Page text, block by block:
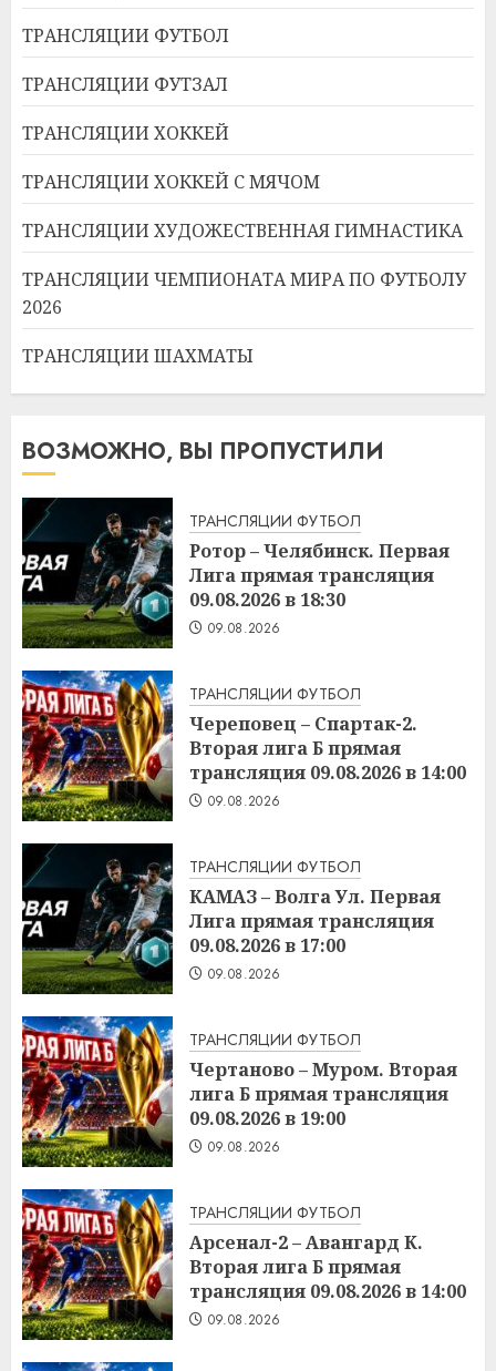
ТРАНСЛЯЦИИ ФУТБОЛ
ТРАНСЛЯЦИИ ФУТЗАЛ
ТРАНСЛЯЦИИ ХОККЕЙ
ТРАНСЛЯЦИИ ХОККЕЙ С МЯЧОМ
ТРАНСЛЯЦИИ ХУДОЖЕСТВЕННАЯ ГИМНАСТИКА
ТРАНСЛЯЦИИ ЧЕМПИОНАТА МИРА ПО ФУТБОЛУ
2026
ТРАНСЛЯЦИИ ШАХМАТЫ
ВОЗМОЖНО, ВЫ ПРОПУСТИЛИ
ТРАНСЛЯЦИИ ФУТБОЛ
Ротор – Челябинск. Первая
Лига прямая трансляция
09.08.2026 в 18:30
09.08.2026
ТРАНСЛЯЦИИ ФУТБОЛ
Череповец – Спартак-2.
Вторая лига Б прямая
трансляция 09.08.2026 в 14:00
09.08.2026
ТРАНСЛЯЦИИ ФУТБОЛ
КАМАЗ – Волга Ул. Первая
Лига прямая трансляция
09.08.2026 в 17:00
09.08.2026
ТРАНСЛЯЦИИ ФУТБОЛ
Чертаново – Муром. Вторая
лига Б прямая трансляция
09.08.2026 в 19:00
09.08.2026
ТРАНСЛЯЦИИ ФУТБОЛ
Арсенал-2 – Авангард К.
Вторая лига Б прямая
трансляция 09.08.2026 в 14:00
09.08.2026